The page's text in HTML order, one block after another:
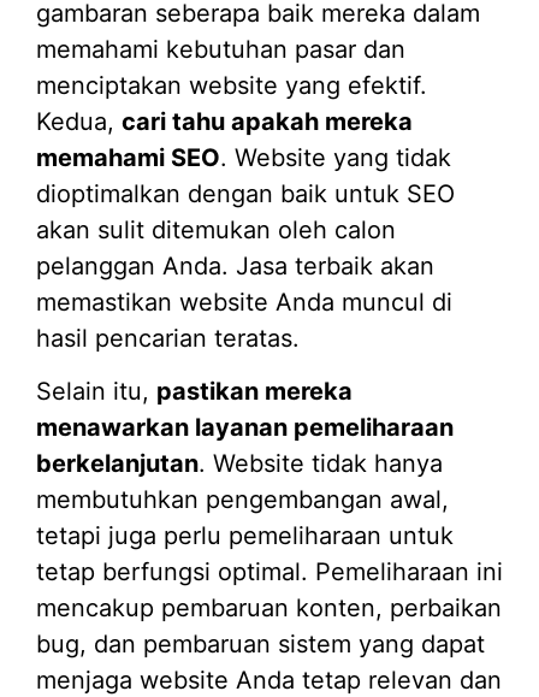
gambaran seberapa baik mereka dalam
memahami kebutuhan pasar dan
menciptakan website yang efektif.
Kedua, cari tahu apakah mereka
memahami SEO. Website yang tidak
dioptimalkan dengan baik untuk SEO
akan sulit ditemukan oleh calon
pelanggan Anda. Jasa terbaik akan
memastikan website Anda muncul di
hasil pencarian teratas.
Selain itu, pastikan mereka
menawarkan layanan pemeliharaan
berkelanjutan. Website tidak hanya
membutuhkan pengembangan awal,
tetapi juga perlu pemeliharaan untuk
tetap berfungsi optimal. Pemeliharaan ini
mencakup pembaruan konten, perbaikan
bug, dan pembaruan sistem yang dapat
menjaga website Anda tetap relevan dan